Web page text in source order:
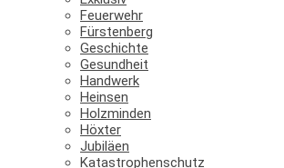
Feuerwehr
Fürstenberg
Geschichte
Gesundheit
Handwerk
Heinsen
Holzminden
Höxter
Jubiläen
Katastrophenschutz